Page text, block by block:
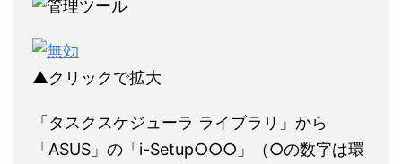
▲クリックで拡大
「タスクスケジューラ ライブラリ」から
「ASUS」の「i-Setup○○○」（○の数字は環